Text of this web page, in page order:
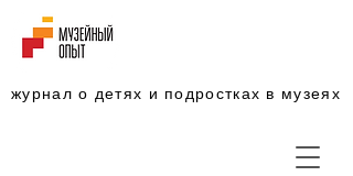
журнал о детях и подростках в музеях